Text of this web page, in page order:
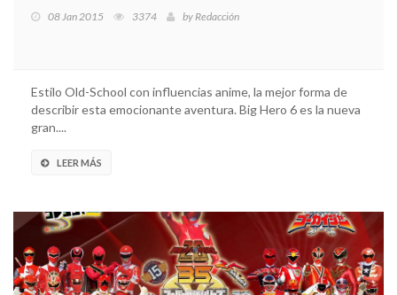
08 Jan 2015 3374 byRedacción
Estilo Old-School con influencias anime, la mejor forma de
describir esta emocionante aventura. Big Hero 6 es la nueva
gran....
LEER MÁS